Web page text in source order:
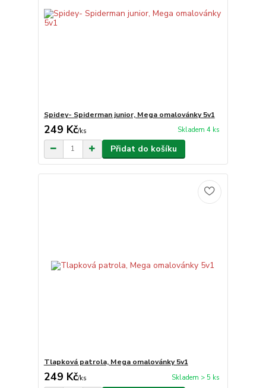
Spidey- Spiderman junior, Mega omalovánky 5v1
249 Kč/ks Skladem 4 ks
Přidat do košíku
Tlapková patrola, Mega omalovánky 5v1
249 Kč/ks Skladem > 5 ks